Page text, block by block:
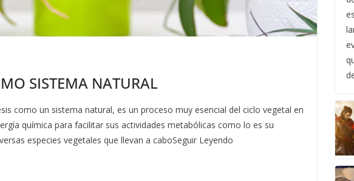
SISTEMA NATURAL
como un sistema natural, es un proceso muy esencial del ciclo vegetal en
química para facilitar sus actividades metabólicas como lo es su
especies vegetales que llevan a caboSeguir Leyendo